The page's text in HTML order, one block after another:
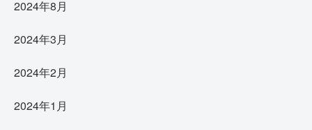
2024年8月
2024年3月
2024年2月
2024年1月